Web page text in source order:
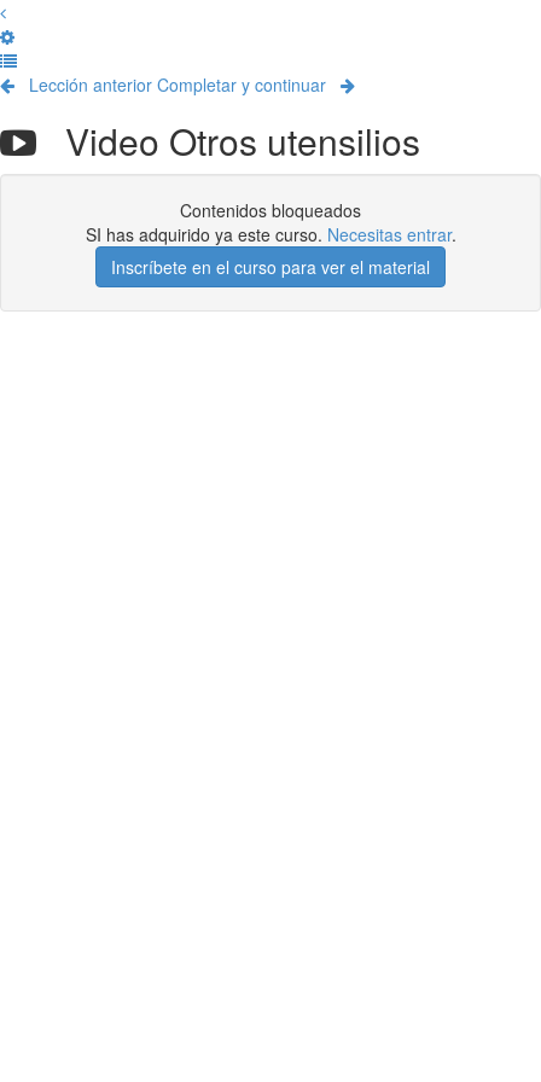
Lección anterior Completar y continuar
Video Otros utensilios
Contenidos bloqueados
SI has adquirido ya este curso. Necesitas entrar.
Inscríbete en el curso para ver el material